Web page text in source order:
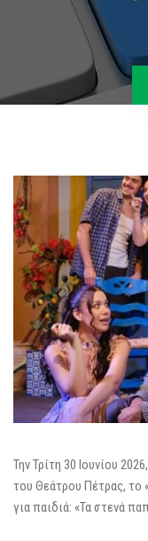
Την Τρίτη 30 Ιουνίου
του Θεάτρου Πέτρας, το
για παιδιά: «Τα στενά